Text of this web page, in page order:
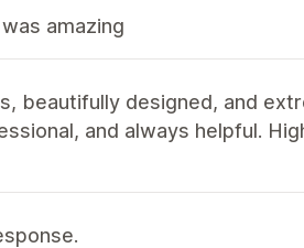
amazing
beautifully designed, and
and always helpful.